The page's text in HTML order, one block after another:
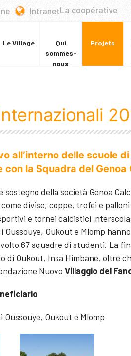
IntranetLa coopérative
Le Village
Qui
sommes-
nous
Projets
all’interno delle scuole
con la Squadra del Genoa
sostegno della società Genoa
divise, coppe, trofei e palloni
e tornei calcistici
Oukout e Mlomp
67 squadre di studenti. La
di Oukout, Insa Himbane, oltre
Nuovo Villaggio del
Oukout e Mlomp